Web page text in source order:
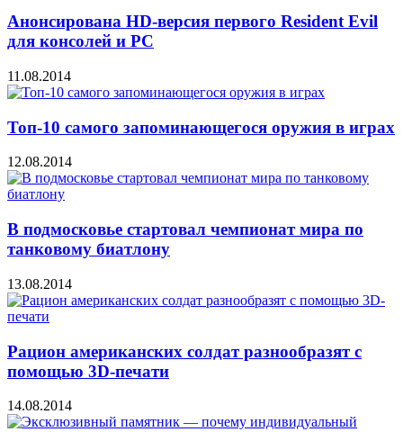
Анонсирована HD-версия первого Resident Evil
для консолей и PC
11.08.2014
Топ-10 самого запоминающегося оружия в играх
12.08.2014
В подмосковье стартовал чемпионат мира по
танковому биатлону
13.08.2014
Рацион американских солдат разнообразят с
помощью 3D-печати
14.08.2014